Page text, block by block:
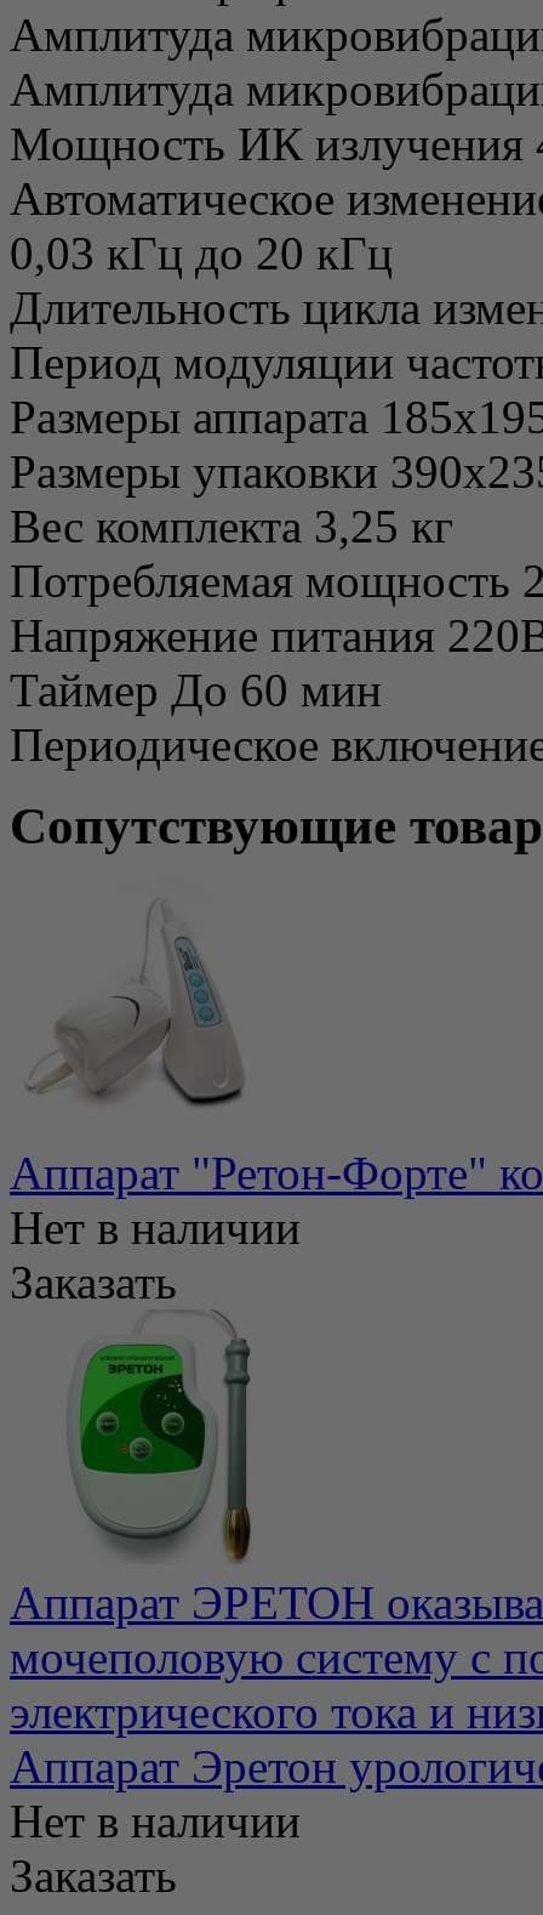
Амплитуда
Амплитуда
Мощность ИК излучения
Автоматическое
0,03 кГц до 20 кГц
Длительность цикла
Период модуляции
Размеры аппарата
Размеры упаковки
Вес комплекта 3,25 кг
Потребляемая мощность
Напряжение питания
Таймер До 60 мин
Периодическое
Сопутствующие
Аппарат "Ретон-Форте"
Нет в наличии
Заказать
Аппарат ЭРЕТОН
мочеполовую систему с
электрического тока и
Аппарат Эретон
Нет в наличии
Заказать